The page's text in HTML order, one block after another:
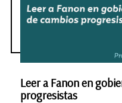
Leer a Fanon en
progresistas